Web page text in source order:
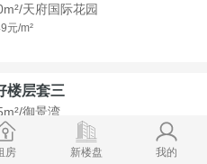
天府国际花园
元/m²
楼层套三
御景湾
m²
房 新楼盘 我的